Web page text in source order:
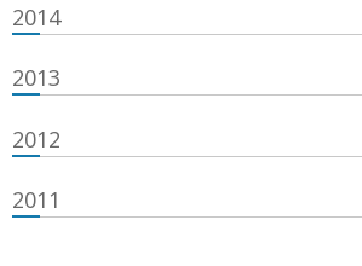
2014
2013
2012
2011